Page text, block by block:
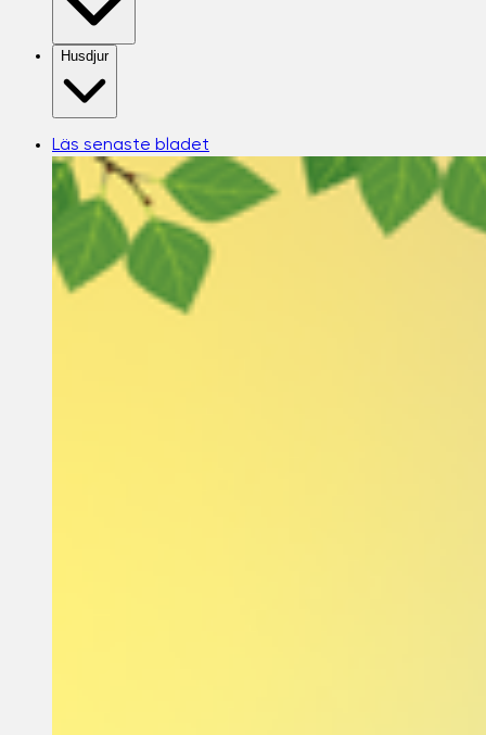
Husdjur
Läs senaste bladet